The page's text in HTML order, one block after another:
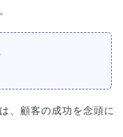
、顧客の成功を念頭に